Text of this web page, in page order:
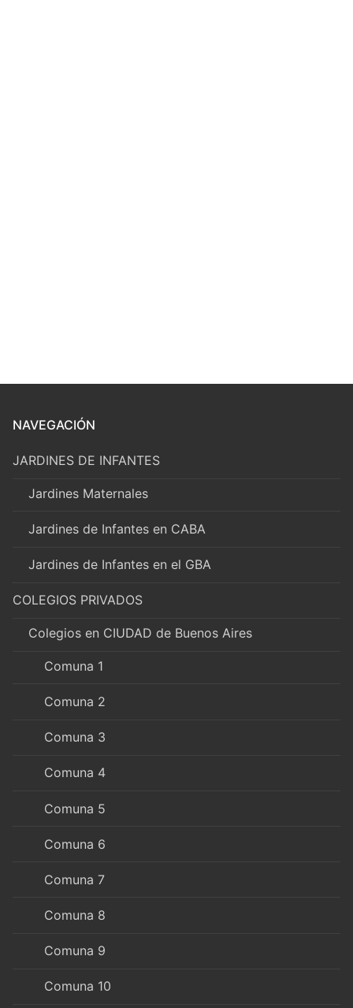
NAVEGACIÓN
JARDINES DE INFANTES
Jardines Maternales
Jardines de Infantes en CABA
Jardines de Infantes en el GBA
COLEGIOS PRIVADOS
Colegios en CIUDAD de Buenos Aires
Comuna 1
Comuna 2
Comuna 3
Comuna 4
Comuna 5
Comuna 6
Comuna 7
Comuna 8
Comuna 9
Comuna 10